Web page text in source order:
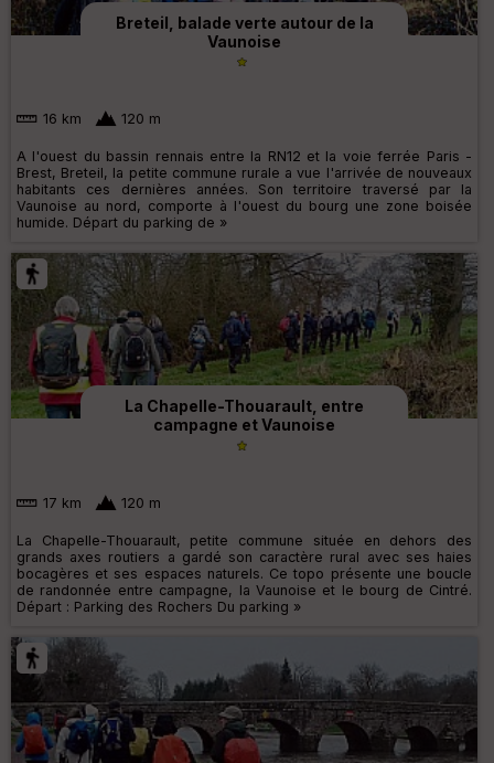
Breteil, balade verte autour de la
Vaunoise
16 km 120 m
A l'ouest du bassin rennais entre la RN12 et la voie ferrée Paris -
Brest, Breteil, la petite commune rurale a vue l'arrivée de nouveaux
habitants ces dernières années. Son territoire traversé par la
Vaunoise au nord, comporte à l'ouest du bourg une zone boisée
humide. Départ du parking de »
La Chapelle-Thouarault, entre
campagne et Vaunoise
17 km 120 m
La Chapelle-Thouarault, petite commune située en dehors des
grands axes routiers a gardé son caractère rural avec ses haies
bocagères et ses espaces naturels. Ce topo présente une boucle
de randonnée entre campagne, la Vaunoise et le bourg de Cintré.
Départ : Parking des Rochers Du parking »